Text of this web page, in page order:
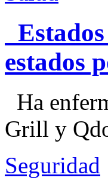
estados
Ha
Grill y
Seguridad